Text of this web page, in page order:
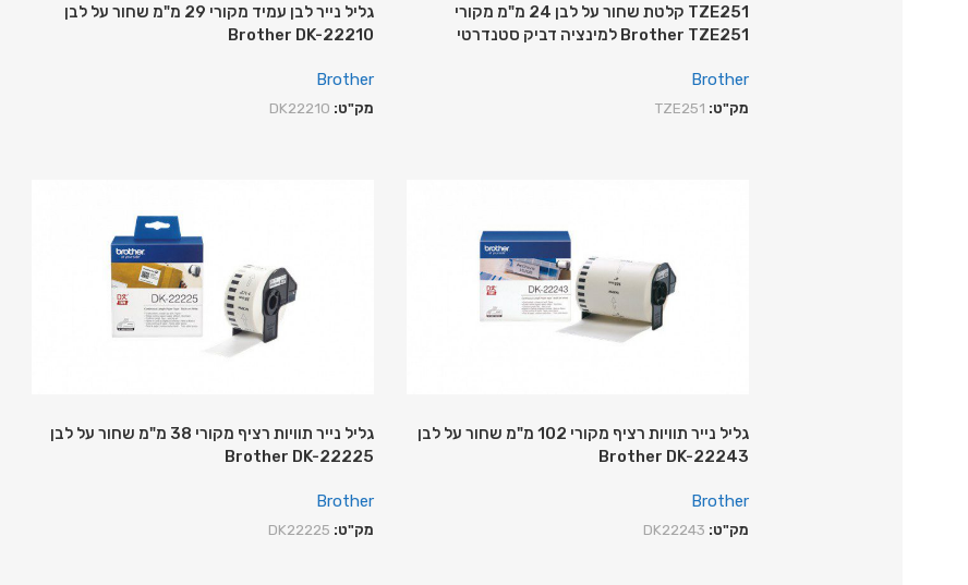
TZE251 קלטת שחור על לבן 24 מ"מ מקורי
Brother TZE251 למינציה דביק סטנדרטי
Brother
מק"ט: TZE251
גליל נייר לבן עמיד מקורי 29 מ"מ שחור על לבן
Brother DK-22210
Brother
מק"ט: DK22210
גליל נייר תוויות רציף מקורי 102 מ"מ שחור על לבן
Brother DK-22243
Brother
מק"ט: DK22243
גליל נייר תוויות רציף מקורי 38 מ"מ שחור על לבן
Brother DK-22225
Brother
מק"ט: DK22225